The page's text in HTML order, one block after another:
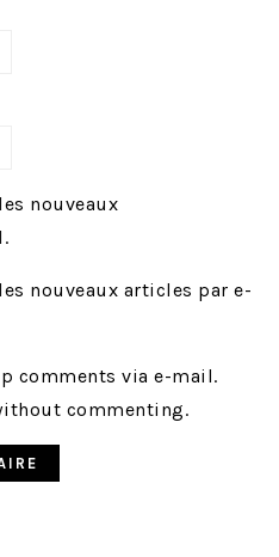
nouveaux
nouveaux articles par e-
comments via e-mail.
commenting.